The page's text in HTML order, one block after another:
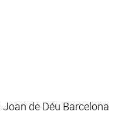
de Déu Barcelona